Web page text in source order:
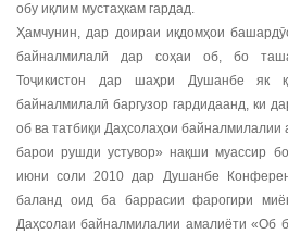
обу иқлим мустаҳкам гардад.
Ҳамчунин, дар доираи иқдомҳои
байналмилалӣ дар соҳаи об, бо
Тоҷикистон дар шаҳри Душанбе як
байналмилалӣ баргузор гардидаанд, ки
об ва татбиқи Даҳсолаҳои
барои рушди устувор» нақши муассир
июни соли 2010 дар Душанбе
баланд оид ба баррасии фарогири
Даҳсолаи байналмилалии амалиёти «Об